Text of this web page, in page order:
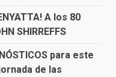
A los 80
SHIRREFFS
para este
de las